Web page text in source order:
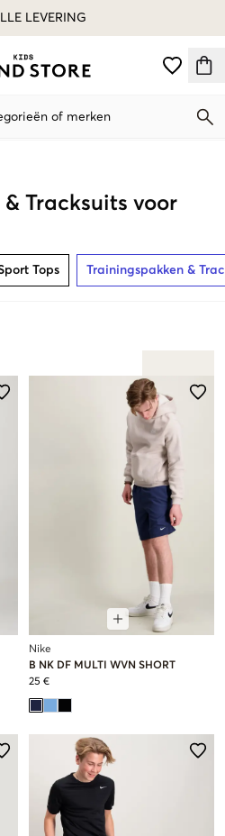
LEVERING
of merken
Tracksuits voor
Tops Trainingspakken &
Nike
B NK DF MULTI WVN SHORT
25 €